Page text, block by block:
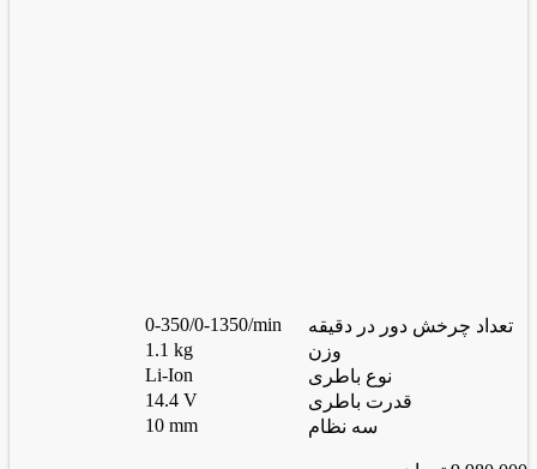
تعداد چرخش دور در دقیقه
0-350/0-1350/min
وزن
1.1 kg
نوع باطری
Li-Ion
قدرت باطری
14.4 V
سه نظام
10 mm